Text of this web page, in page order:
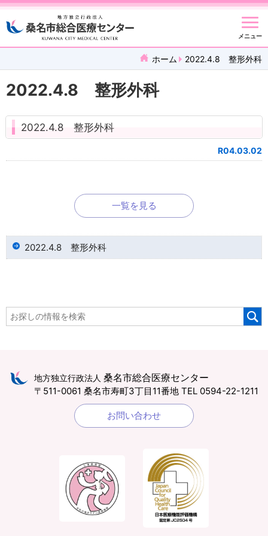
メニュー
ホーム 2022.4.8 整形外科
2022.4.8 整形外科
2022.4.8 整形外科
R04.03.02
一覧を見る
2022.4.8 整形外科
地方独立行政法人 桑名市総合医療センター
〒511-0061 桑名市寿町3丁目11番地 TEL 0594-22-1211
お問い合わせ